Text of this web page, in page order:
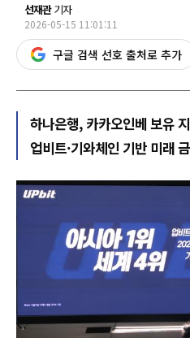
선재관기자
2026-05-15 11:01:11
구글 검색 선호 출처로 추가
하나은행, 카카오인베 보유
업비트·기와체인 기반 미래